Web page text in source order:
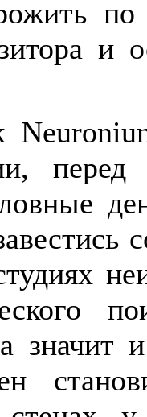
по
и
значит